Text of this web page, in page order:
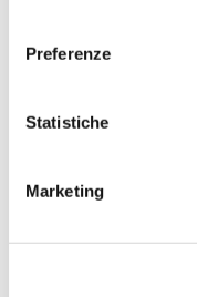
Preferenze
Statistiche
Marketing